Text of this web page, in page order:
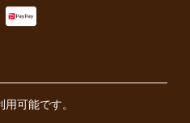
可能です。